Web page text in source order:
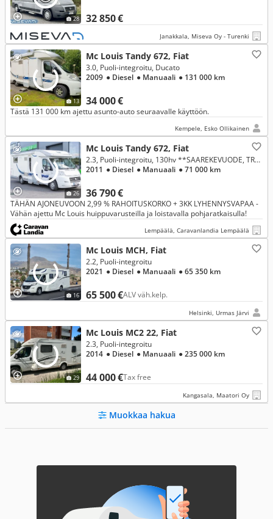
28 32 850 €
Janakkala, Miseva Oy - Turenki
13
Mc Louis Tandy 672, Fiat
34 000 €
3.0, Puoli-integroitu, Ducato
2009 ● Diesel ● Manuaali ● 131 000 km
Tästä 131 000 km ajettu asunto-auto seuraavalle käyttöön.
Kempele, Esko Ollikainen
26
Mc Louis Tandy 672, Fiat
36 790 €
2.3, Puoli-integroitu, 130hv **SAAREKEVUODE, TRUMA (KAASU/SÄHKÖ), UUNI, MARKIISI**
2011 ● Diesel ● Manuaali ● 71 000 km
TÄHÄN AJONEUVOON 2,99 % RAHOITUSKORKO + 3KK LYHENNYSVAPAA -
Vähän ajettu Mc Louis huippuvarusteilla ja loistavalla pohjaratkaisulla!
Lempäälä, Caravanlandia Lempäälä
16
Mc Louis MCH, Fiat
65 500 €ALV väh.kelp.
2.2, Puoli-integroitu
2021 ● Diesel ● Manuaali ● 65 350 km
Helsinki, Urmas Järvi
29
Mc Louis MC2 22, Fiat
44 000 €Tax free
2.3, Puoli-integroitu
2014 ● Diesel ● Manuaali ● 235 000 km
Kangasala, Maatori Oy
Muokkaa hakua